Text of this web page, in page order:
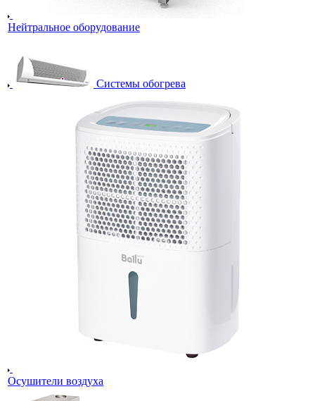
Нейтральное оборудование
Системы обогрева
Осушители воздуха